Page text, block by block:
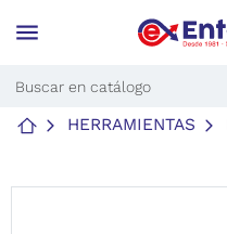
menu
HERRAMIENTAS